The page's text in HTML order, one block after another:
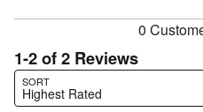
0
1-2 of 2 Reviews
SORT
Highest Rated
Search reviews…